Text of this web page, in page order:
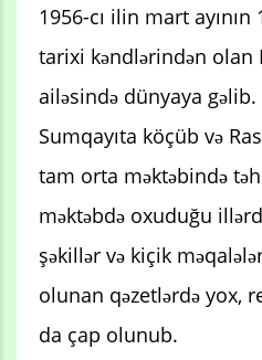
1956-cı ilin mart ayının
tarixi kəndlərindən olan
ailəsində dünyaya
Sumqayıta köçüb və
tam orta məktəbində
məktəbdə oxuduğu
şəkillər və kiçik
olunan qəzetlərdə yox,
da çap olunub.